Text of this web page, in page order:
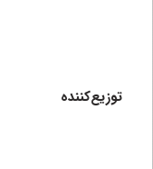
توزیع‌کننده